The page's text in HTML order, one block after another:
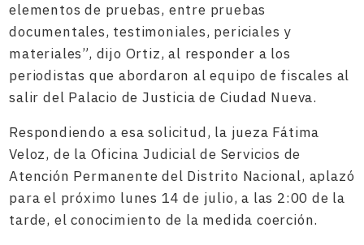
elementos de pruebas, entre pruebas
documentales, testimoniales, periciales y
materiales”, dijo Ortiz, al responder a los
periodistas que abordaron al equipo de fiscales al
salir del Palacio de Justicia de Ciudad Nueva.
Respondiendo a esa solicitud, la jueza Fátima
Veloz, de la Oficina Judicial de Servicios de
Atención Permanente del Distrito Nacional, aplazó
para el próximo lunes 14 de julio, a las 2:00 de la
tarde, el conocimiento de la medida coerción.